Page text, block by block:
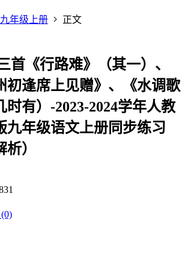
九年级上册
正文
首《行路难》（其一）、
初逢席上见赠》、《水调歌
时有）-2023-2024学年人教
九年级语文上册同步练习
析）